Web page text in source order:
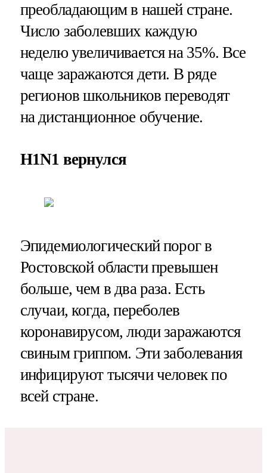
преобладающим в нашей стране.
Число заболевших каждую
неделю увеличивается на 35%. Все
чаще заражаются дети. В ряде
регионов школьников переводят
на дистанционное обучение.
H1N1 вернулся
Эпидемиологический порог в
Ростовской области превышен
больше, чем в два раза. Есть
случаи, когда, переболев
коронавирусом, люди заражаются
свиным гриппом. Эти заболевания
инфицируют тысячи человек по
всей стране.